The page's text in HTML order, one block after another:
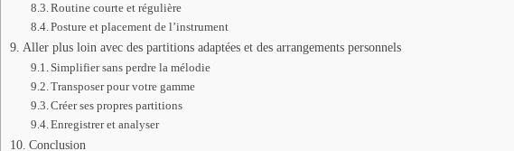
Routine courte et régulière
Posture et placement de l’instrument
Aller plus loin avec des partitions adaptées et des arrangements personnels
Simplifier sans perdre la mélodie
Transposer pour votre gamme
Créer ses propres partitions
Enregistrer et analyser
Conclusion